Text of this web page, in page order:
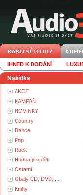
IHNED K DODÁNÍ
Nabídka
AKCE
KAMPAŇ
NOVINKY
Country
Dance
Pop
Rock
Hudba pro děti
Ostatní
Obaly CD, DVD, ...
Knihy